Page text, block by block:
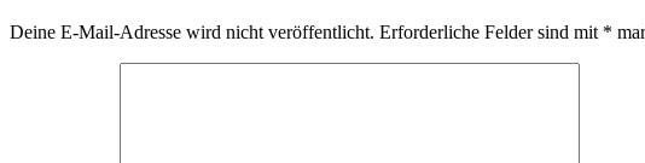
Deine E-Mail-Adresse wird nicht veröffentlicht. Erforderliche Felder sind mit *